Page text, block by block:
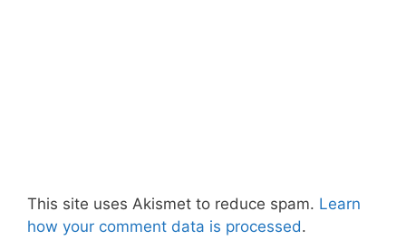
This site uses Akismet to reduce spam. Learn
how your comment data is processed.